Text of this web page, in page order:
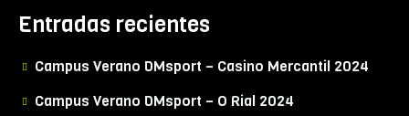
Entradas recientes
Campus Verano DMsport – Casino Mercantil 2024
Campus Verano DMsport – O Rial 2024